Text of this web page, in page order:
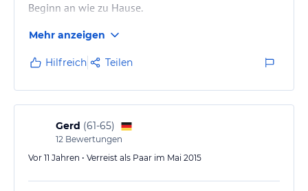
Beginn an wie zu Hause.
Mehr anzeigen
Hilfreich Teilen
Gerd (61-65)
12 Bewertungen
Vor 11 Jahren • Verreist als Paar im Mai 2015